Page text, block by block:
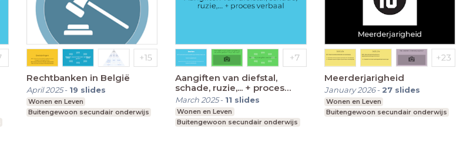
Rechtbanken in België
April 2025- 19 slides
Wonen en Leven
Buitengewoon secundair onderwijs
Aangiften van diefstal,
schade, ruzie,... + proces
verbaal
March 2025- 11 slides
Wonen en Leven
Buitengewoon secundair onderwijs
Meerderjarigheid
January 2026- 27 slides
Wonen en Leven
Buitengewoon secundair onderwijs